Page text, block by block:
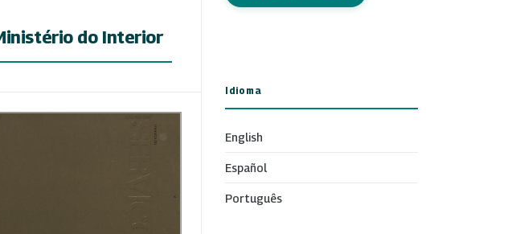
do Interior
Idioma
English
Español
Português